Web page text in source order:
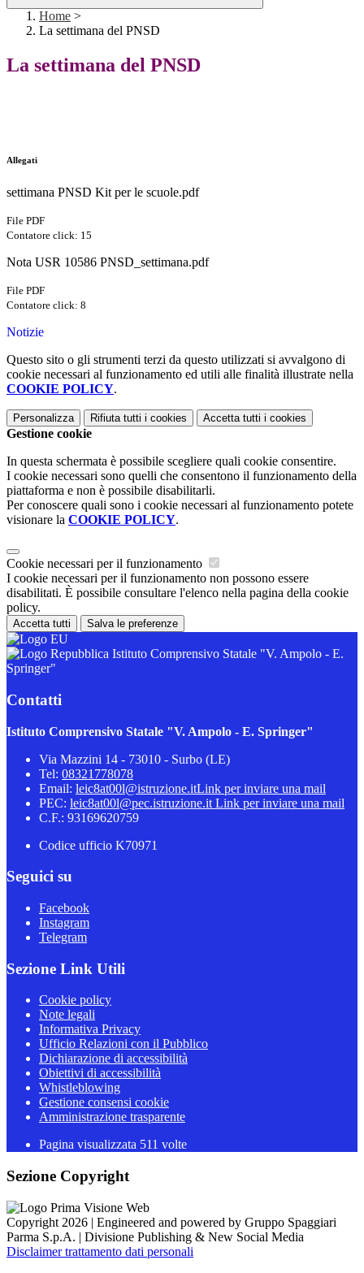
Home >
La settimana del PNSD
La settimana del PNSD
Allegati
settimana PNSD Kit per le scuole.pdf
File PDF
Contatore click: 15
Nota USR 10586 PNSD_settimana.pdf
File PDF
Contatore click: 8
Notizie
Questo sito o gli strumenti terzi da questo utilizzati si avvalgono di
cookie necessari al funzionamento ed utili alle finalità illustrate nella
COOKIE POLICY.
Personalizza Rifiuta tutti i cookies Accetta tutti i cookies
Gestione cookie
In questa schermata è possibile scegliere quali cookie consentire.
I cookie necessari sono quelli che consentono il funzionamento della
piattaforma e non è possibile disabilitarli.
Per conoscere quali sono i cookie necessari al funzionamento potete
visionare la COOKIE POLICY.
Cookie necessari per il funzionamento
I cookie necessari per il funzionamento non possono essere
disabilitati. È possibile consultare l'elenco nella pagina della cookie
policy.
Accetta tutti Salva le preferenze
Istituto Comprensivo Statale "V. Ampolo - E.
Springer"
Contatti
Istituto Comprensivo Statale "V. Ampolo - E. Springer"
Via Mazzini 14 - 73010 - Surbo (LE)
Tel: 08321778078
Email: leic8at00l@istruzione.itLink per inviare una mail
PEC: leic8at00l@pec.istruzione.it Link per inviare una mail
C.F.: 93169620759
Codice ufficio K70971
Seguici su
Facebook
Instagram
Telegram
Sezione Link Utili
Cookie policy
Note legali
Informativa Privacy
Ufficio Relazioni con il Pubblico
Dichiarazione di accessibilità
Obiettivi di accessibilità
Whistleblowing
Gestione consensi cookie
Amministrazione trasparente
Pagina visualizzata 511 volte
Sezione Copyright
Copyright 2026 | Engineered and powered by Gruppo Spaggiari
Parma S.p.A. | Divisione Publishing & New Social Media
Disclaimer trattamento dati personali